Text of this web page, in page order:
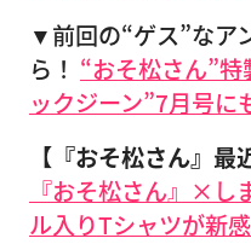
▼前回の“ゲス”なア
ら！ “おそ松さん”
ックジーン”7月号に
【『おそ松さん』最
『おそ松さん』×し
ル入りTシャツが新